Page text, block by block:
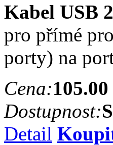
Kabel USB
pro přímé
porty) na
Cena:105.00
Dostupnost:
Detail